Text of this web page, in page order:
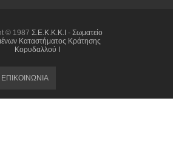
© 1987 Σ.E.K.K.K.I - Σωματείο
Καταστήματος Κράτησης
Κορυδαλλού I
ΕΠΙΚΟΙΝΩΝΙΑ